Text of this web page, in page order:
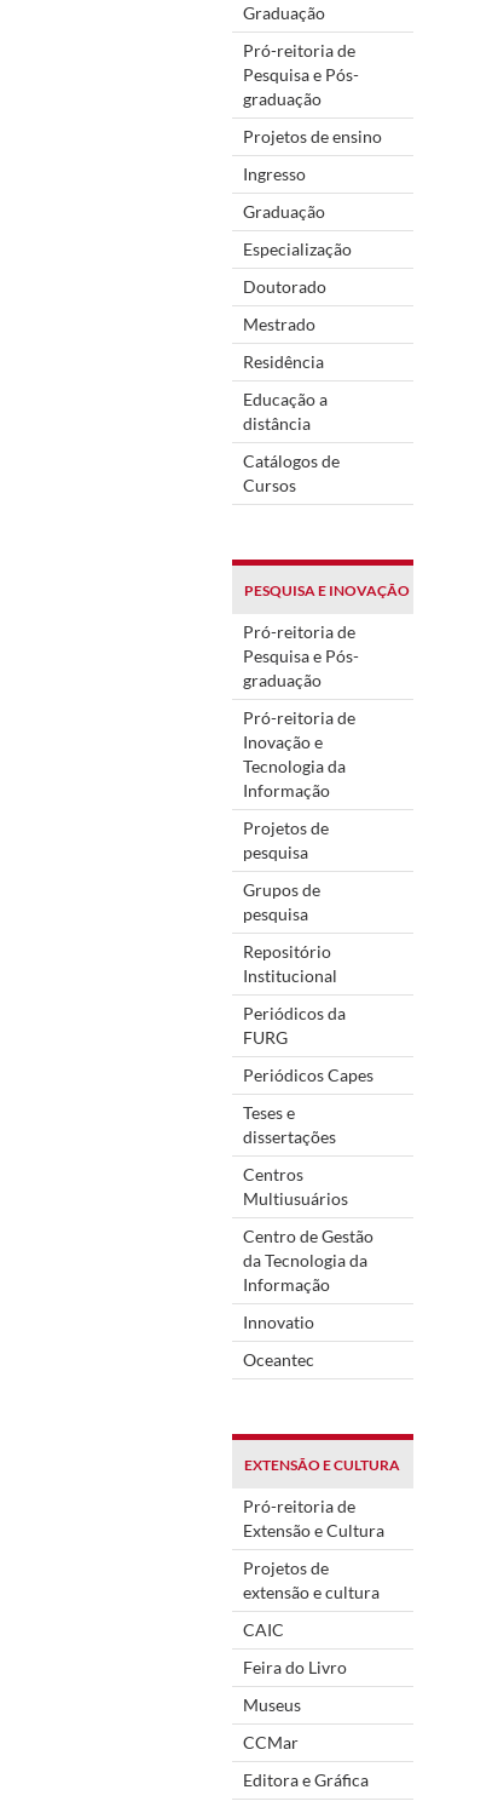
Graduação
Pró-reitoria de
Pesquisa e Pós-
graduação
Projetos de ensino
Ingresso
Graduação
Especialização
Doutorado
Mestrado
Residência
Educação a
distância
Catálogos de
Cursos
PESQUISA E INOVAÇÃO
Pró-reitoria de
Pesquisa e Pós-
graduação
Pró-reitoria de
Inovação e
Tecnologia da
Informação
Projetos de
pesquisa
Grupos de
pesquisa
Repositório
Institucional
Periódicos da
FURG
Periódicos Capes
Teses e
dissertações
Centros
Multiusuários
Centro de Gestão
da Tecnologia da
Informação
Innovatio
Oceantec
EXTENSÃO E CULTURA
Pró-reitoria de
Extensão e Cultura
Projetos de
extensão e cultura
CAIC
Feira do Livro
Museus
CCMar
Editora e Gráfica